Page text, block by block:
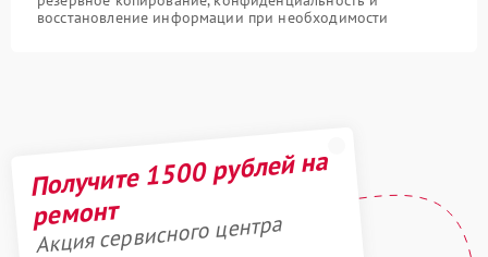
восстановление информации при необходимости
Получите 1500 рублей на
ремонт
Акция сервисного центра